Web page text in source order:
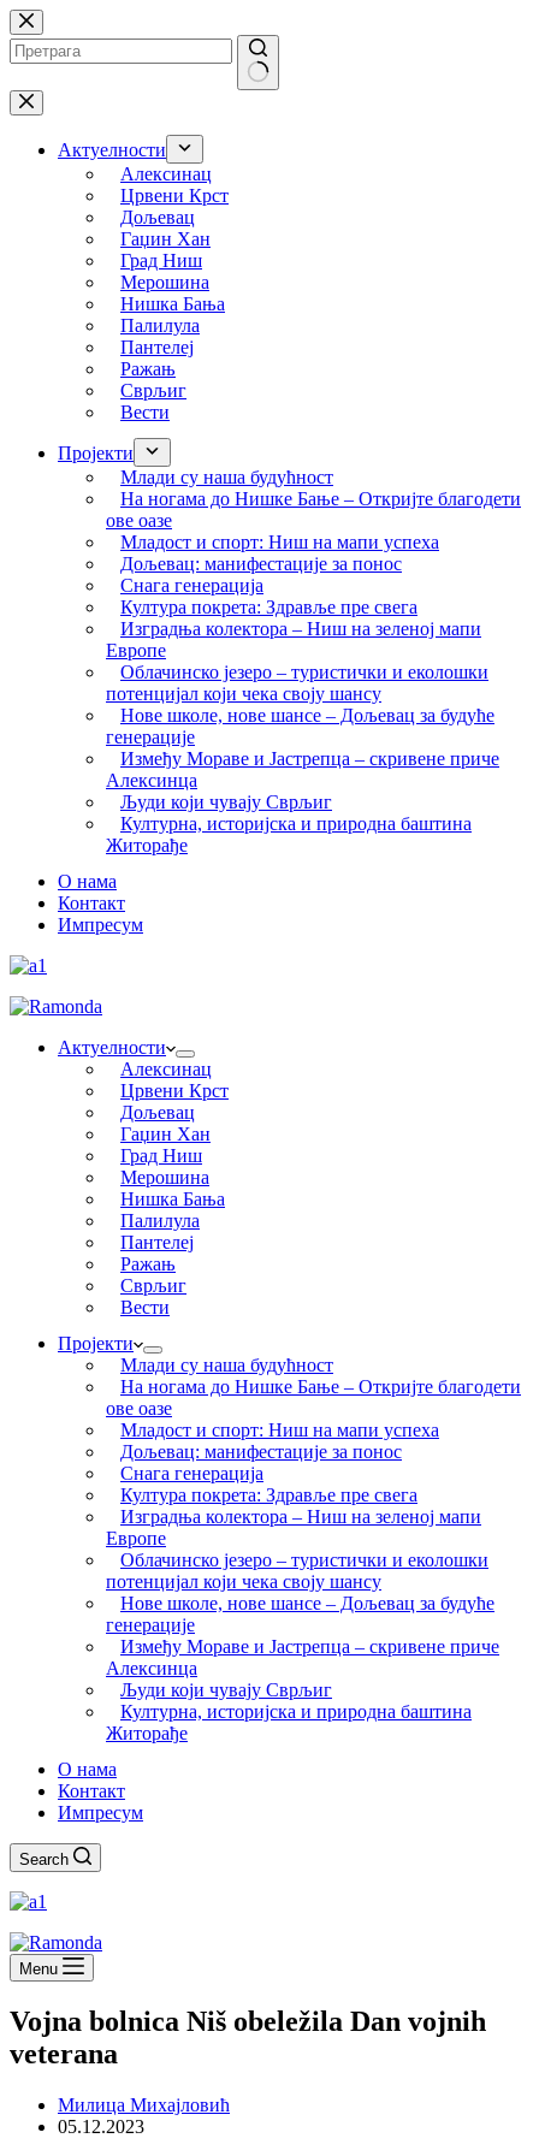
Skip
to
content
No
results
Актуелности
Алексинац
Црвени Крст
Дољевац
Гаџин Хан
Град Ниш
Мерошина
Нишка Бања
Палилула
Пантелеј
Ражањ
Сврљиг
Вести
Пројекти
Млади су наша будућност
На ногама до Нишке Бање – Откријте благодети
ове оазе
Младост и спорт: Ниш на мапи успеха
Дољевац: манифестације за понос
Снага генерација
Култура покрета: Здравље пре свега
Изградња колектора – Ниш на зеленој мапи
Европе
Облачинско језеро – туристички и еколошки
потенцијал који чека своју шансу
Нове школе, нове шансе – Дољевац за будуће
генерације
Између Мораве и Јастрепца – скривене приче
Алексинца
Људи који чувају Сврљиг
Културна, историјска и природна баштина
Житорађе
О нама
Контакт
Импресум
Актуелности
Алексинац
Црвени Крст
Дољевац
Гаџин Хан
Град Ниш
Мерошина
Нишка Бања
Палилула
Пантелеј
Ражањ
Сврљиг
Вести
Пројекти
Млади су наша будућност
На ногама до Нишке Бање – Откријте благодети
ове оазе
Младост и спорт: Ниш на мапи успеха
Дољевац: манифестације за понос
Снага генерација
Култура покрета: Здравље пре свега
Изградња колектора – Ниш на зеленој мапи
Европе
Облачинско језеро – туристички и еколошки
потенцијал који чека своју шансу
Нове школе, нове шансе – Дољевац за будуће
генерације
Између Мораве и Јастрепца – скривене приче
Алексинца
Људи који чувају Сврљиг
Културна, историјска и природна баштина
Житорађе
О нама
Контакт
Импресум
Search
Menu
Vojna bolnica Niš obeležila Dan vojnih
veterana
Милица Михајловић
05.12.2023